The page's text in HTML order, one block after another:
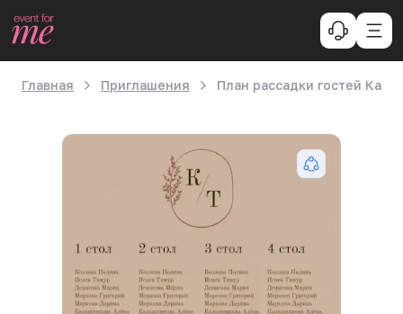
Главная Приглашения План рассадки гостей